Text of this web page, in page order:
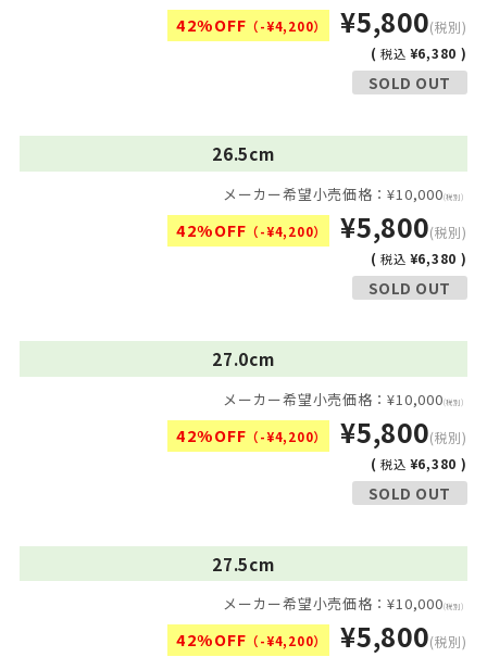
42%OFF （-¥4,200） ¥5,800(税別)
(税込 ¥6,380 )
SOLD OUT
26.5cm
メーカー希望小売価格：¥10,000(税別)
42%OFF （-¥4,200） ¥5,800(税別)
(税込 ¥6,380 )
SOLD OUT
27.0cm
メーカー希望小売価格：¥10,000(税別)
42%OFF （-¥4,200） ¥5,800(税別)
(税込 ¥6,380 )
SOLD OUT
27.5cm
メーカー希望小売価格：¥10,000(税別)
42%OFF （-¥4,200） ¥5,800(税別)